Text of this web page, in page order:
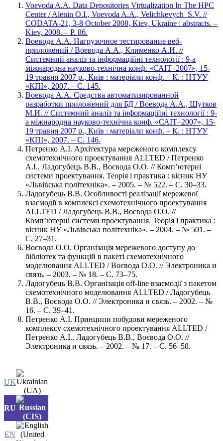
Voevoda A.A. Data Depositories Virtualization In The HPC
Center / Alenin O.I., Voevoda A.A., Velichkevych S.V. //
CODATA-21, 3-8 October 2008, Kiev, Ukraine : abstracts. –
Kiev, 2008. – P. 86.
Воевода А.А. Нагрузочное тестирование веб-
приложений / Воевода А.А., Клименко А.И. //
Системний аналіз та інформаційні технології : 9-а
міжнародна науково-технічна конф. «САІТ–2007», 15-
19 травня 2007 р., Київ : матеріали конф. – К. : НТУУ
«КПІ», 2007. – С. 145.
Воевода А.А. Средства автоматизированной
разработки приложений для БД / Воевода А.А., Шутков
М.И. // Системний аналіз та інформаційні технології : 9-
а міжнародна науково-технічна конф. «САІТ–2007», 15-
19 травня 2007 р., Київ : матеріали конф. – К. : НТУУ
«КПІ», 2007. – С. 146.
Петренко А.І. Архітектура мереженого комплексу
схемотехнічного проектування ALLTED / Петренко
А.І., Ладогубець В.В., Воєвода О.О. // Комп’ютерні
системи проектування. Теорія і практика : вісник НУ
«Львівська політехніка». – 2005. – № 522. – С. 30–33.
Ладогубець В.В. Особливості реалізації мережевої
взаємодії в комплексі схемотехнічного проектування
ALLTED / Ладогубець В.В., Воєвода О.О. //
Комп’ютерні системи проектування. Теорія і практика :
вісник НУ «Львівська політехніка». – 2004. – № 501. –
С. 27–31.
Воєвода О.О. Організація мережевого доступу до
бібліотек та функцій в пакеті схемотехнічного
моделювання ALLTED / Воєвода О.О. // Электроника и
связь. – 2003. – № 18. – С. 73–75.
Ладогубець В.В. Організація off-line взаємодії з пакетом
схемотехнічного моделювання ALLTED / Ладогубець
В.В., Воєвода О.О. // Электроника и связь. – 2002. – №
16. – С. 39–41.
Петренко А.І. Принципи побудови мереженого
комплексу схемотехнічного проектування ALLTED /
Петренко А.І., Ладогубець В.В., Воєвода О.О. //
Электроника и связь. – 2002. – № 17. – С. 56–58.
UK
RU
EN